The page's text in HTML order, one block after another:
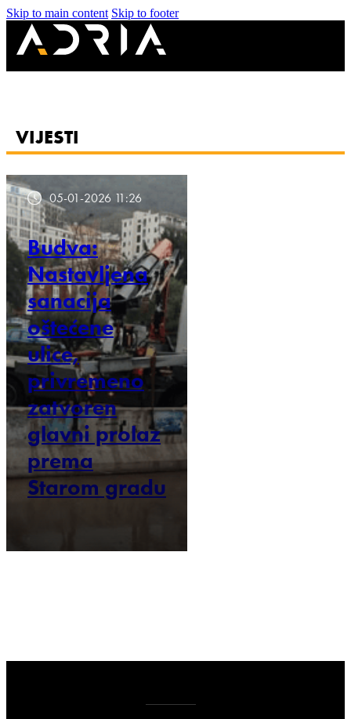
Skip to main content Skip to footer
VIJESTI
05-01-2026 11:26
Budva:
Nastavljena
sanacija
oštećene
ulice,
privremeno
zatvoren
glavni prolaz
prema
Starom gradu